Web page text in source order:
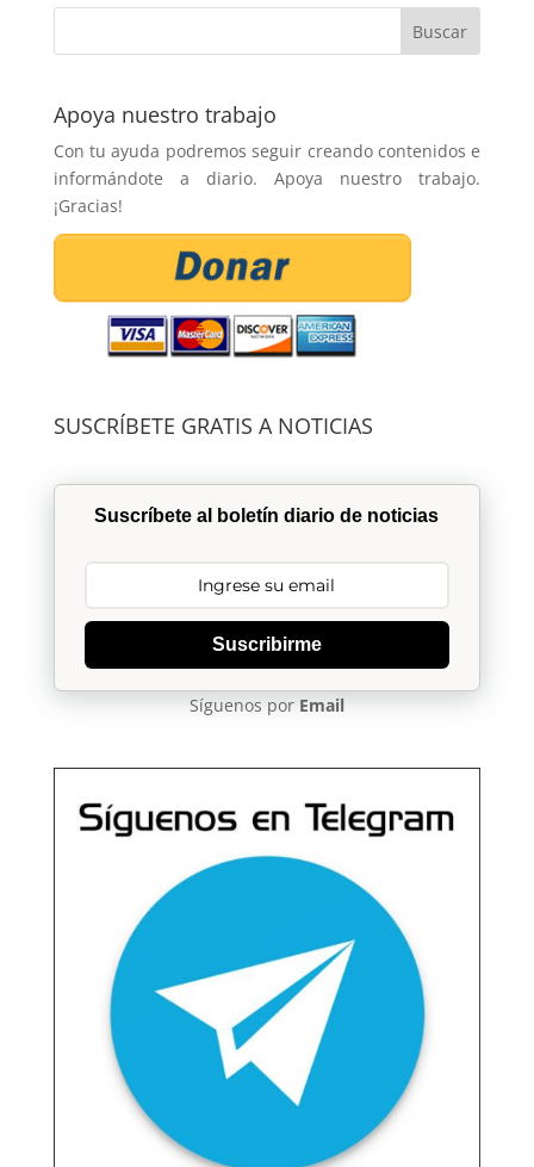
Apoya nuestro trabajo
Con tu ayuda podremos seguir creando contenidos e
informándote a diario. Apoya nuestro trabajo.
¡Gracias!
SUSCRÍBETE GRATIS A NOTICIAS
Suscríbete al boletín diario de noticias
Suscribirme
Síguenos por Email